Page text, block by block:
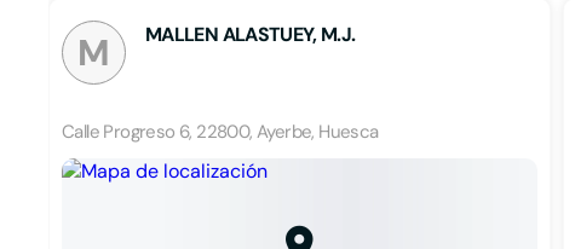
M MALLEN ALASTUEY, M.J.
Calle Progreso 6, 22800, Ayerbe, Huesca